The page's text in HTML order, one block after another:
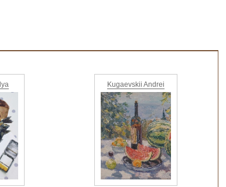
Kugaevskii Andrei